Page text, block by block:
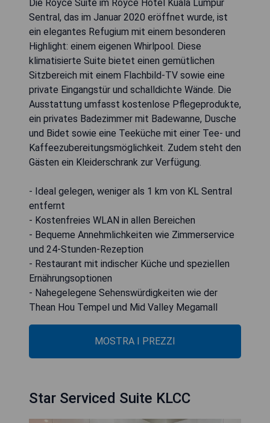
Die Royce Suite im Royce Hotel Kuala Lumpur
Sentral, das im Januar 2020 eröffnet wurde, ist
ein elegantes Refugium mit einem besonderen
Highlight: einem eigenen Whirlpool. Diese
klimatisierte Suite bietet einen gemütlichen
Sitzbereich mit einem Flachbild-TV sowie eine
private Eingangstür und schalldichte Wände. Die
Ausstattung umfasst kostenlose Pflegeprodukte,
ein privates Badezimmer mit Badewanne, Dusche
und Bidet sowie eine Teeküche mit einer Tee- und
Kaffeezubereitungsmöglichkeit. Zudem steht den
Gästen ein Kleiderschrank zur Verfügung.
- Ideal gelegen, weniger als 1 km von KL Sentral
entfernt
- Kostenfreies WLAN in allen Bereichen
- Bequeme Annehmlichkeiten wie Zimmerservice
und 24-Stunden-Rezeption
- Restaurant mit indischer Küche und speziellen
Ernährungsoptionen
- Nahegelegene Sehenswürdigkeiten wie der
Thean Hou Tempel und Mid Valley Megamall
MOSTRA I PREZZI
Star Serviced Suite KLCC